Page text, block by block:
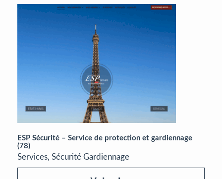
ESP Sécurité – Service de protection et gardiennage
(78)
Services, Sécurité Gardiennage